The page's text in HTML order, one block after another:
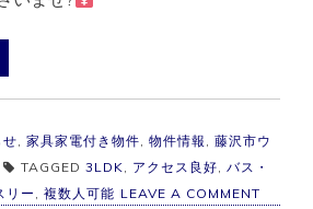
せ, 家具家電付き物件, 物件情報 , 藤沢市ウ
TAGGED 3LDK, アクセス良好, バス・
リー , 複数人可能 LEAVE A COMMENT